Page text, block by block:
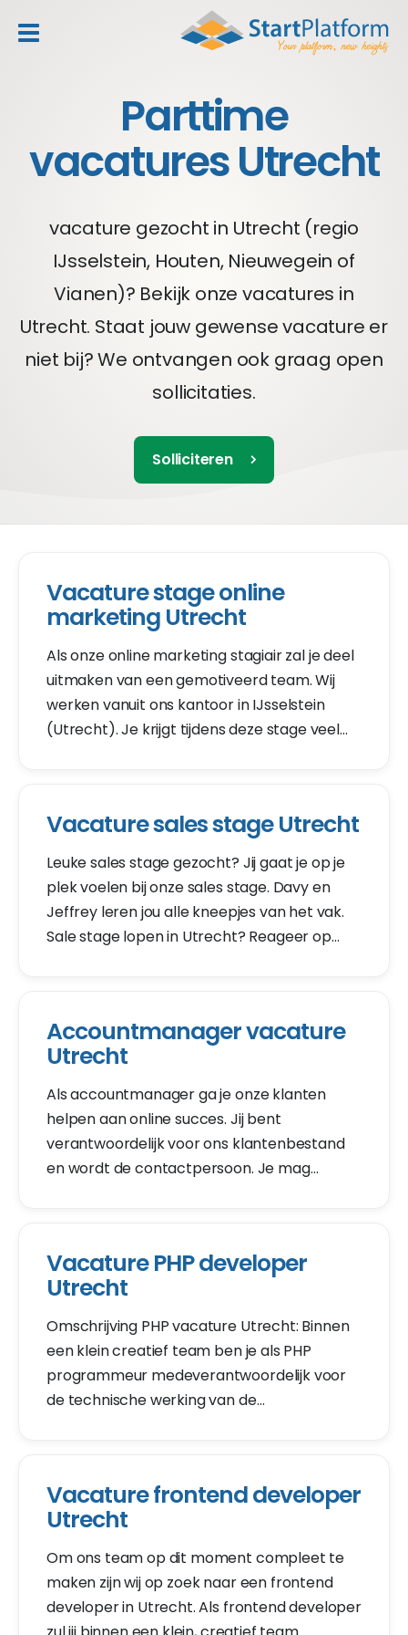
Parttime
vacatures Utrecht
vacature gezocht in Utrecht (regio
IJsselstein, Houten, Nieuwegein of
Vianen)? Bekijk onze vacatures in
Utrecht. Staat jouw gewense vacature er
niet bij? We ontvangen ook graag open
sollicitaties.
Solliciteren
Vacature stage online
marketing Utrecht
Als onze online marketing stagiair zal je deel
uitmaken van een gemotiveerd team. Wij
werken vanuit ons kantoor in IJsselstein
(Utrecht). Je krijgt tijdens deze stage veel
Vacature sales stage Utrecht
Leuke sales stage gezocht? Jij gaat je op je
plek voelen bij onze sales stage. Davy en
Jeffrey leren jou alle kneepjes van het vak.
Sale stage lopen in Utrecht? Reageer op
Accountmanager vacature
Utrecht
Als accountmanager ga je onze klanten
helpen aan online succes. Jij bent
verantwoordelijk voor ons klantenbestand
en wordt de contactpersoon. Je mag
Vacature PHP developer
Utrecht
Omschrijving PHP vacature Utrecht: Binnen
een klein creatief team ben je als PHP
programmeur medeverantwoordelijk voor
de technische werking van de
Vacature frontend developer
Utrecht
Om ons team op dit moment compleet te
maken zijn wij op zoek naar een frontend
developer in Utrecht. Als frontend developer
header_toggle_navigation